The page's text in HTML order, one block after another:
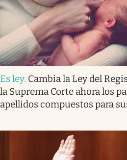
Es ley. Cambia la Ley del
la Suprema Corte ahora los
apellidos compuestos para